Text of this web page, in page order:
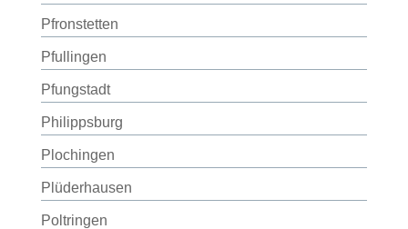
Pfronstetten
Pfullingen
Pfungstadt
Philippsburg
Plochingen
Plüderhausen
Poltringen